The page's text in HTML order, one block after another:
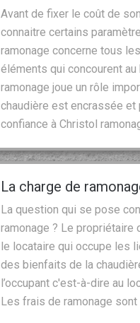
Avant de fixer le coût de
connaitre certains
ramonage concerne tous
éléments qui concourent
ramonage joue un rôle
chaudière est encrassée et
confiance à Christol
La charge de
La question qui se pose
ramonage ? Le propriétaire
le locataire qui occupe les
des bienfaits de la
l’occupant c'est-à-dire au
Les frais de ramonage